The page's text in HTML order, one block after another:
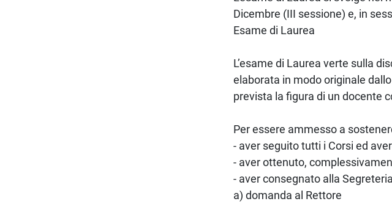
Dicembre (III sessione) e, in
Esame di Laurea
L’esame di Laurea verte sulla
elaborata in modo originale
prevista la figura di un docente
Per essere ammesso a
- aver seguito tutti i Corsi ed
- aver ottenuto,
- aver consegnato alla
a) domanda al Rettore